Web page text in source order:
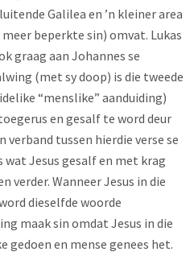
Galilea en ’n kleiner area
beperkte sin) omvat. Lukas
graag aan Johannes se
(met sy doop) is die tweede
“menslike” aanduiding)
en gesalf te word deur
verband tussen hierdie verse se
wat Jesus gesalf en met krag
verder. Wanneer Jesus in die
dieselfde woorde
maak sin omdat Jesus in die
gedoen en mense genees het.